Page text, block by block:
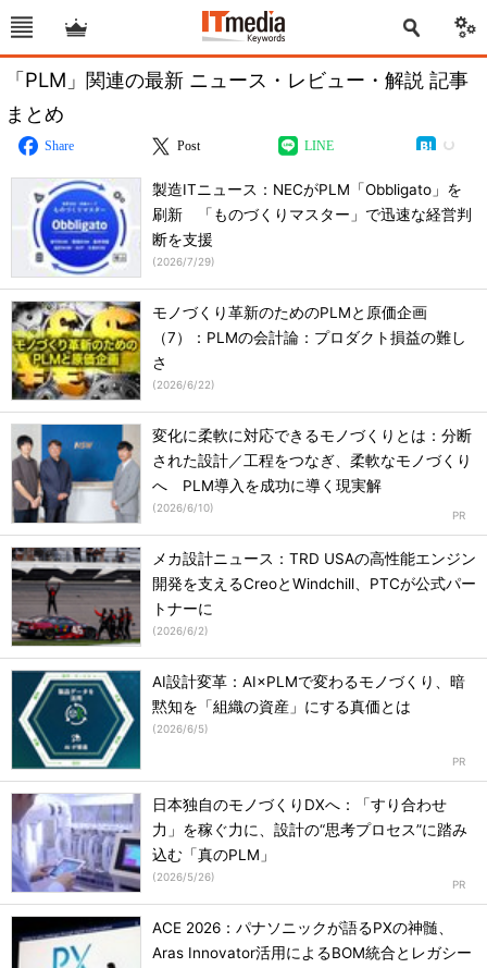
「PLM」関連の最新 ニュース・レビュー・解説 記事
まとめ
Share Post LINE
製造ITニュース：NECがPLM「Obbligato」を
刷新 「ものづくりマスター」で迅速な経営判
断を支援
(2026/7/29)
モノづくり革新のためのPLMと原価企画
（7）：PLMの会計論：プロダクト損益の難し
さ
(2026/6/22)
変化に柔軟に対応できるモノづくりとは：分断
された設計／工程をつなぎ、柔軟なモノづくり
へ PLM導入を成功に導く現実解
(2026/6/10)
メカ設計ニュース：TRD USAの高性能エンジン
開発を支えるCreoとWindchill、PTCが公式パー
トナーに
(2026/6/2)
AI設計変革：AI×PLMで変わるモノづくり、暗
黙知を「組織の資産」にする真価とは
(2026/6/5)
日本独自のモノづくりDXへ：「すり合わせ
力」を稼ぐ力に、設計の“思考プロセス”に踏み
込む「真のPLM」
(2026/5/26)
ACE 2026：パナソニックが語るPXの神髄、
Aras Innovator活用によるBOM統合とレガシー